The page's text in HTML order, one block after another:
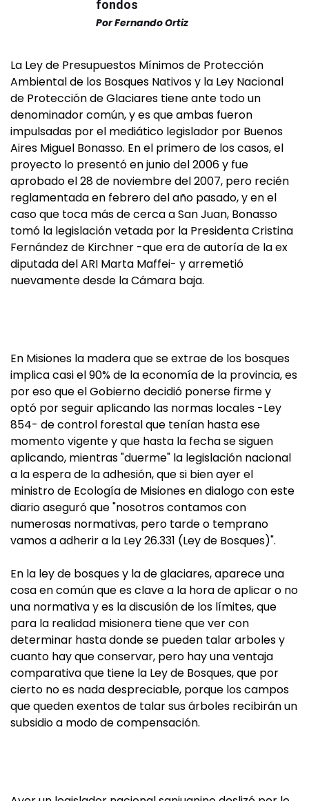
fondos
PorFernando Ortiz
La Ley de Presupuestos Mínimos de Protección
Ambiental de los Bosques Nativos y la Ley Nacional
de Protección de Glaciares tiene ante todo un
denominador común, y es que ambas fueron
impulsadas por el mediático legislador por Buenos
Aires Miguel Bonasso. En el primero de los casos, el
proyecto lo presentó en junio del 2006 y fue
aprobado el 28 de noviembre del 2007, pero recién
reglamentada en febrero del año pasado, y en el
caso que toca más de cerca a San Juan, Bonasso
tomó la legislación vetada por la Presidenta Cristina
Fernández de Kirchner -que era de autoría de la ex
diputada del ARI Marta Maffei- y arremetió
nuevamente desde la Cámara baja.
En Misiones la madera que se extrae de los bosques
implica casi el 90% de la economía de la provincia, es
por eso que el Gobierno decidió ponerse firme y
optó por seguir aplicando las normas locales -Ley
854- de control forestal que tenían hasta ese
momento vigente y que hasta la fecha se siguen
aplicando, mientras "duerme" la legislación nacional
a la espera de la adhesión, que si bien ayer el
ministro de Ecología de Misiones en dialogo con este
diario aseguró que "nosotros contamos con
numerosas normativas, pero tarde o temprano
vamos a adherir a la Ley 26.331 (Ley de Bosques)".
En la ley de bosques y la de glaciares, aparece una
cosa en común que es clave a la hora de aplicar o no
una normativa y es la discusión de los límites, que
para la realidad misionera tiene que ver con
determinar hasta donde se pueden talar arboles y
cuanto hay que conservar, pero hay una ventaja
comparativa que tiene la Ley de Bosques, que por
cierto no es nada despreciable, porque los campos
que queden exentos de talar sus árboles recibirán un
subsidio a modo de compensación.